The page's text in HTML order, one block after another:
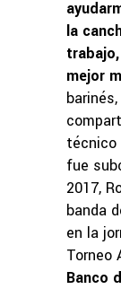
la
mejor
técnico
fue
2017,
banda
en la
Torneo
Banco